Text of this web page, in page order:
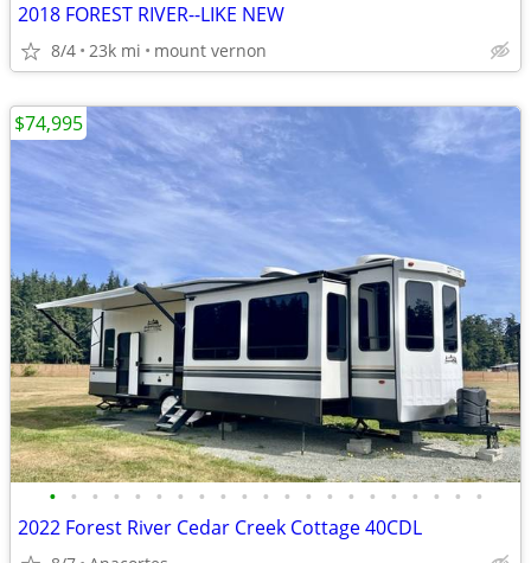
2018 FOREST RIVER--LIKE NEW
8/4 23k mi mount vernon
• • • • • • • • • • • • • • • • • • • • •
2022 Forest River Cedar Creek Cottage 40CDL
$74,995